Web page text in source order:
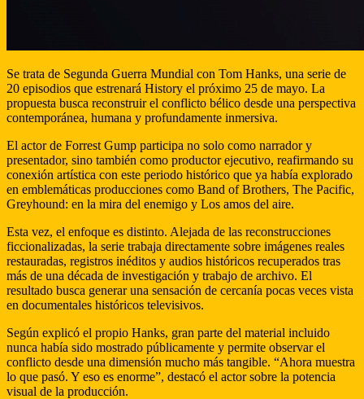
Se trata de Segunda Guerra Mundial con Tom Hanks, una serie de
20 episodios que estrenará History el próximo 25 de mayo. La
propuesta busca reconstruir el conflicto bélico desde una perspectiva
contemporánea, humana y profundamente inmersiva.
El actor de Forrest Gump participa no solo como narrador y
presentador, sino también como productor ejecutivo, reafirmando su
conexión artística con este periodo histórico que ya había explorado
en emblemáticas producciones como Band of Brothers, The Pacific,
Greyhound: en la mira del enemigo y Los amos del aire.
Esta vez, el enfoque es distinto. Alejada de las reconstrucciones
ficcionalizadas, la serie trabaja directamente sobre imágenes reales
restauradas, registros inéditos y audios históricos recuperados tras
más de una década de investigación y trabajo de archivo. El
resultado busca generar una sensación de cercanía pocas veces vista
en documentales históricos televisivos.
Según explicó el propio Hanks, gran parte del material incluido
nunca había sido mostrado públicamente y permite observar el
conflicto desde una dimensión mucho más tangible. “Ahora muestra
lo que pasó. Y eso es enorme”, destacó el actor sobre la potencia
visual de la producción.